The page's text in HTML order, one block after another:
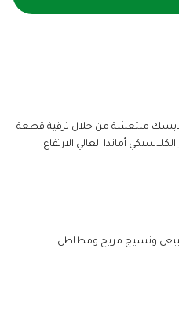
منتعشة من خلال ترقية قطعة
أماندا العالي الارتفاع.
ونسيج مريح ومطاطي